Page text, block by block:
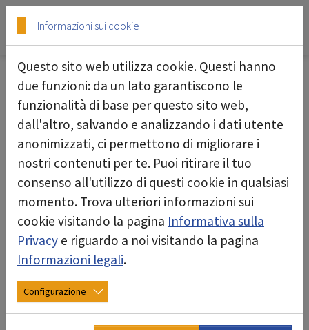
Skip to main content
Skip to page footer
17/10/2024
Informazioni sui cookie
Questo sito web utilizza cookie. Questi hanno
due funzioni: da un lato garantiscono le
funzionalità di base per questo sito web,
dall'altro, salvando e analizzando i dati utente
anonimizzati, ci permettono di migliorare i
nostri contenuti per te. Puoi ritirare il tuo
consenso all'utilizzo di questi cookie in qualsiasi
momento. Trova ulteriori informazioni sui
cookie visitando la pagina Informativa sulla
Privacy e riguardo a noi visitando la pagina
Informazioni legali.
Configurazione